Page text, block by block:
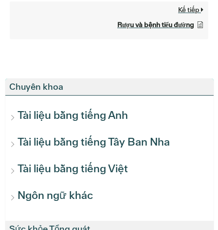
Chuyên khoa
Tài liệu bằng tiếng Anh
Tài liệu bằng tiếng Tây Ban Nha
Tài liệu bằng tiếng Việt
Ngôn ngữ khác
Kế tiếp
Rượu và bệnh tiểu đường